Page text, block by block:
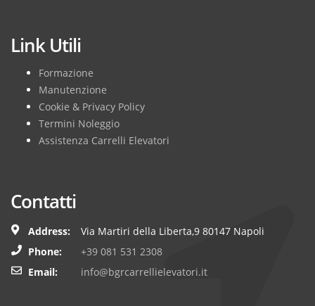
Link Utili
Formazione
Manutenzione
Cookie & Privacy Policy
Termini Noleggio
Assistenza Carrelli Elevatori
Contatti
Address:
Via Martiri della Liberta,9 80147 Napoli
Phone:
+39 081 531 2308
Email:
info@bgrcarrellielevatori.it